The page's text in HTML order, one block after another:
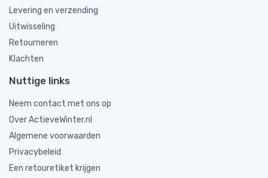
Levering en verzending
Uitwisseling
Retourneren
Klachten
Nuttige links
Neem contact met ons op
Over ActieveWinter.nl
Algemene voorwaarden
Privacybeleid
Een retouretiket krijgen